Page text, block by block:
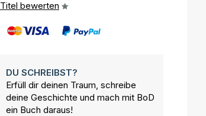
Titel bewerten
DU SCHREIBST?
Erfüll dir deinen Traum, schreibe
deine Geschichte und mach mit BoD
ein Buch daraus!